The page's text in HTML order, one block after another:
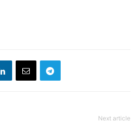
Next article